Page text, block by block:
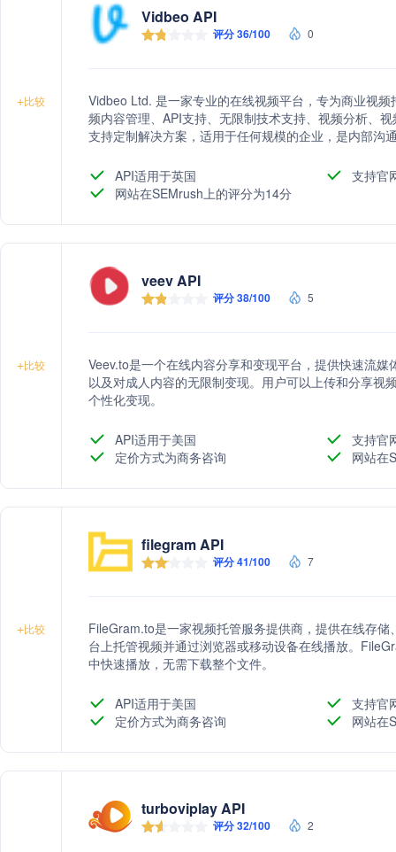
+比较
Vidbeo API
评分 36/100 0
Vidbeo Ltd. 是一家专业的在线视频平台，专为商业视
频内容管理、API支持、无限制技术支持、视频分析、
支持定制解决方案，适用于任何规模的企业，是内部沟
API适用于英国
支持官
网站在SEMrush上的评分为14分
+比较
veev API
评分 38/100 5
Veev.to是一个在线内容分享和变现平台，提供快速流
以及对成人内容的无限制变现。用户可以上传和分享视
个性化变现。
API适用于美国
支持官
定价方式为商务咨询
网站在
+比较
filegram API
评分 41/100 7
FileGram.to是一家视频托管服务提供商，提供在线存
台上托管视频并通过浏览器或移动设备在线播放。
中快速播放，无需下载整个文件。
API适用于美国
支持官
定价方式为商务咨询
网站在
turboviplay API
评分 32/100 2